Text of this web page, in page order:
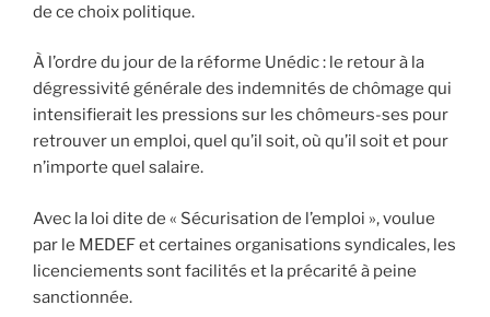
de ce choix politique.
À l’ordre du jour de la réforme Unédic : le retour à la
dégressivité générale des indemnités de chômage qui
intensifierait les pressions sur les chômeurs-ses pour
retrouver un emploi, quel qu’il soit, où qu’il soit et pour
n’importe quel salaire.
Avec la loi dite de « Sécurisation de l’emploi », voulue
par le MEDEF et certaines organisations syndicales, les
licenciements sont facilités et la précarité à peine
sanctionnée.